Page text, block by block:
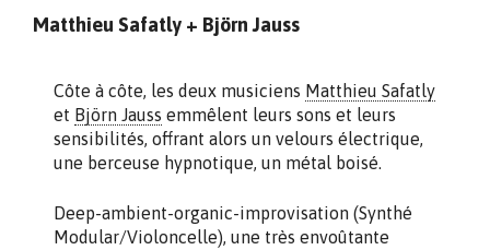
Matthieu Safatly + Björn Jauss
Côte à côte, les deux musiciens Matthieu Safatly
et Björn Jauss emmêlent leurs sons et leurs
sensibilités, offrant alors un velours électrique,
une berceuse hypnotique, un métal boisé.
Deep-ambient-organic-improvisation (Synthé
Modular/Violoncelle), une très envoûtante